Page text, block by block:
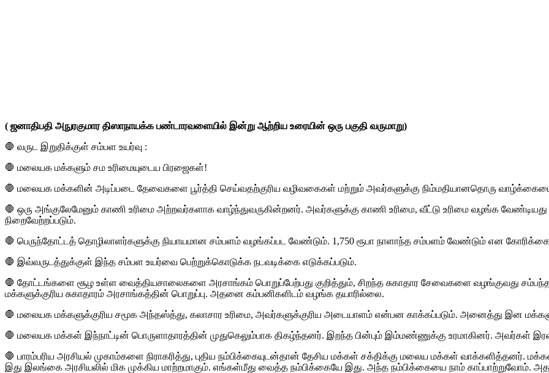
( ஜனாதிபதி அநுரகுமார திஸாநாயக்க பண்டாரவளையில் இன்று ஆற்றிய உரையின் ஒரு பகுதி வருமாறு)
🛑 வருட இறுதிக்குள் சம்பள உயர்வு :
🛑 மலையக மக்களும் சம உரிமையுடைய பிரஜைகள்!
🛑 மலையக மக்களின் அடிப்படை தேவைகளை பூர்த்தி செய்வதற்குரிய வழிவகைகள் மற்றும் அவர்களுக்கு நிம்மதியானதொரு வாழ்க்கையை
🛑 ஒரு அங்குலேமேனும் காணி உரிமை அற்றவர்களாக வாழ்ந்துவருகின்றனர். அவர்களுக்கு காணி உரிமை, வீட்டு உரிமை வழங்க
நிறைவேற்றப்படும்.
🛑 பெருந்தோட்டத் தொழிலாளர்களுக்கு நியாயமான சம்பளம் வழங்கப்பட வேண்டும். 1,750 ரூபா நாளாந்த சம்பளம் வேண்டும் என கோரிக்கை
🛑 இவ்வருடத்துக்குள் இந்த சம்பள உயர்வை பெற்றுக்கொடுக்க நடவடிக்கை எடுக்கப்படும்.
🛑 தோட்டங்களை சூழ உள்ள வைத்தியசாலைகளை அரசாங்கம் பொறுப்பேற்பது குறித்தும், சிறந்த சுகாதார சேவைகளை வழங்குவது
மக்களுக்குரிய சுகாதாரம் அரசாங்கத்தின் பொறுப்பு. அதனை கம்பனிகளிடம் வழங்க தயாரில்லை.
🛑 மலையக மக்களுக்குரிய சமூக அந்தஸ்த்து, கலாசார உரிமை, அவர்களுக்குரிய அடையாளம் என்பன காக்கப்படும். அனைத்து இன
🛑 மலையக மக்கள் இந்நாட்டின் பொருளாதாரத்தின் முதுகெலும்பாக திகழ்ந்தனர். இறந்த பின்பும் இம்மண்ணுக்கு உரமாகினர். அவர்கள்
🛑 பாரம்பரிய அரசியல் முகாம்களை நிராகரித்து, புதிய நம்பிக்கையுடன்தான் தேசிய மக்கள் சக்திக்கு மலைய மக்கள் வாக்களித்தனர்.
இது இலங்கை அரசியலில் மிக முக்கிய மாற்றமாகும். எங்கள்மீது வைத்த நம்பிக்கையே இது. அந்த நம்பிக்கையை நாம் காப்பாற்றுவோம்.